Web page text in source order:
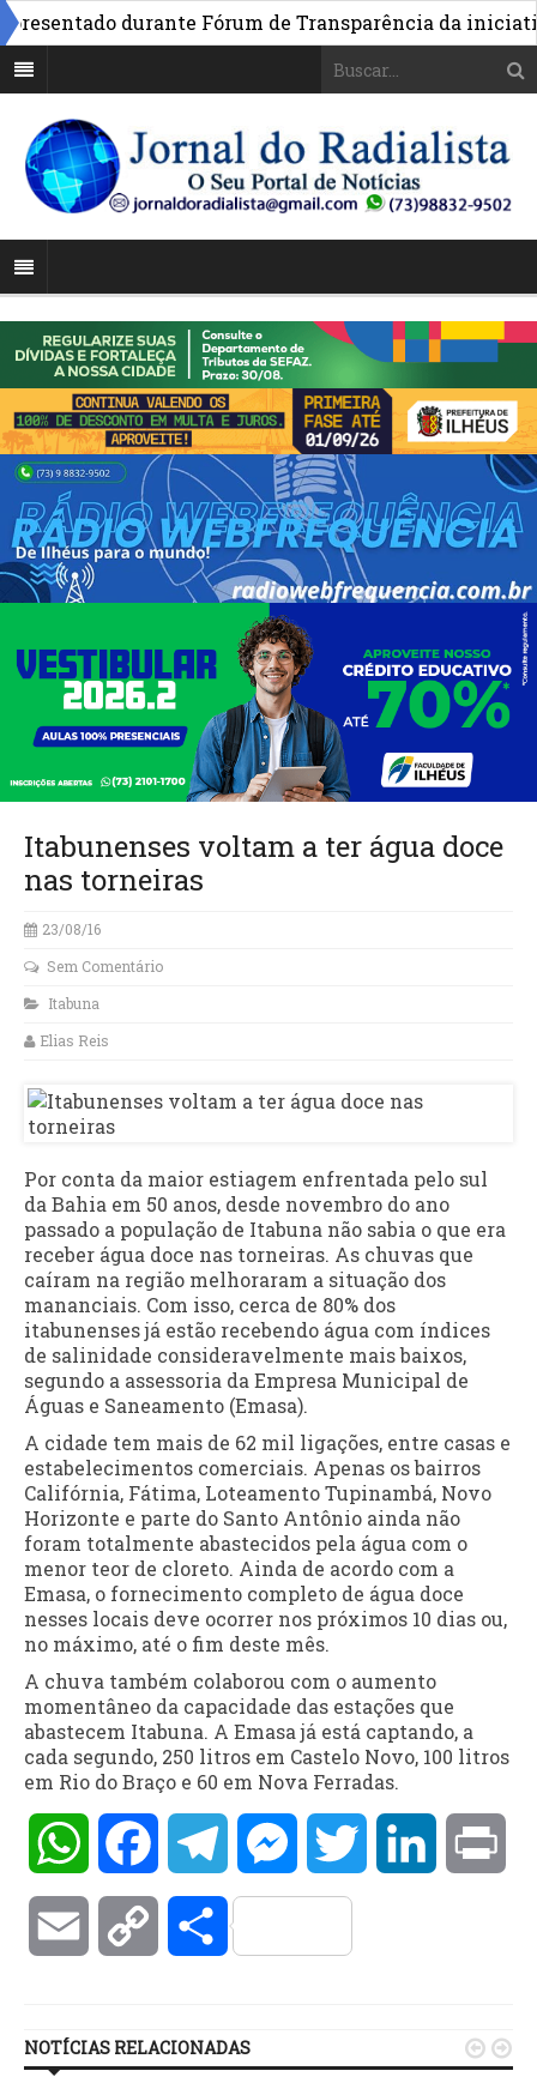
durante Fórum de Transparência da iniciativa
Itabunenses voltam a ter água doce
nas torneiras
23/08/16
Sem Comentário
Itabuna
Elias Reis
Por conta da maior estiagem enfrentada pelo sul
da Bahia em 50 anos, desde novembro do ano
passado a população de Itabuna não sabia o que era
receber água doce nas torneiras. As chuvas que
caíram na região melhoraram a situação dos
mananciais. Com isso, cerca de 80% dos
itabunenses já estão recebendo água com índices
de salinidade consideravelmente mais baixos,
segundo a assessoria da Empresa Municipal de
Águas e Saneamento (Emasa).
A cidade tem mais de 62 mil ligações, entre casas e
estabelecimentos comerciais. Apenas os bairros
Califórnia, Fátima, Loteamento Tupinambá, Novo
Horizonte e parte do Santo Antônio ainda não
foram totalmente abastecidos pela água com o
menor teor de cloreto. Ainda de acordo com a
Emasa, o fornecimento completo de água doce
nesses locais deve ocorrer nos próximos 10 dias ou,
no máximo, até o fim deste mês.
A chuva também colaborou com o aumento
momentâneo da capacidade das estações que
abastecem Itabuna. A Emasa já está captando, a
cada segundo, 250 litros em Castelo Novo, 100 litros
em Rio do Braço e 60 em Nova Ferradas.
WhatsAppFacebookTelegramMessengerTwitter LinkedIn
Email Copy Compartilhar
NOTÍCIAS RELACIONADAS  